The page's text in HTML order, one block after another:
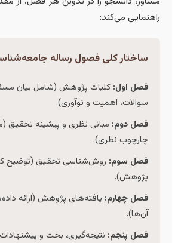
راهنمایی می‌کند:
ساختار کلی فصول رساله
فصل اول: کلیات پژوهش (شامل بیان
سوالات، اهمیت و نوآوری).
فصل دوم: مبانی نظری و پیشینه تحقیق
چارچوب نظری).
فصل سوم: روش‌شناسی تحقیق (توضیح
پژوهش).
فصل چهارم: یافته‌های پژوهش (ارائه
آن‌ها).
فصل پنجم: نتیجه‌گیری، بحث و